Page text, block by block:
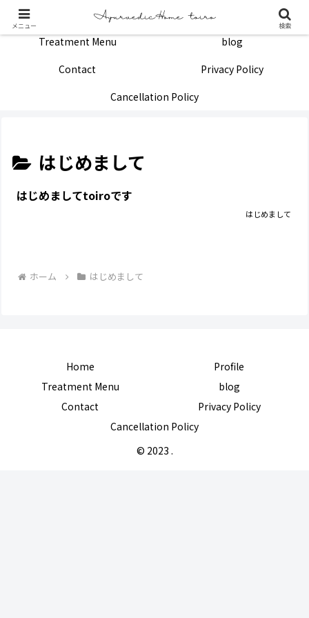
Treatment Menu
blog
Contact
Privacy Policy
Cancellation Policy
はじめまして
はじめましてtoiroです
はじめまして
ホーム はじめまして
Home
Profile
Treatment Menu
blog
Contact
Privacy Policy
Cancellation Policy
© 2023 .
メニュー 検索